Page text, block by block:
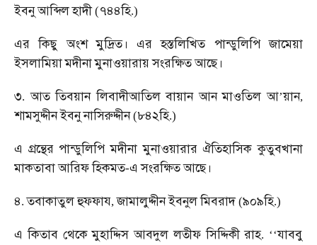
ইবনুআব্দিলহাদী(৭৪৪হি.)
এর কিছু অংশ মুদ্রিত। এর হস্তলিখিত পান্ডুলিপি জামেয়া
ইসলামিয়ামদীনামুনাওয়ারায়সংরক্ষিতআছে।
৩.আত তিবয়ান লিবাদীআতিল বায়ান আন মাওতিল আ’য়ান,
শামসুদ্দীনইবনুনাসিরুদ্দীন(৮৪২হি.)
এ গ্রন্থের পান্ডুলিপি মদীনা মুনাওয়ারার ঐতিহাসিক কুতুবখানা
মাকতাবাআরিফহিকমত-এ সংরক্ষিতআছে।
৪.তবাকাতুলহুফফায,জামালুদ্দীনইবনুলমিবরাদ(৯০৯হি.)
এ কিতাব থেকে মুহাদ্দিস আবদুল লতীফ সিদ্দিকী রাহ. ‘‘যাববু